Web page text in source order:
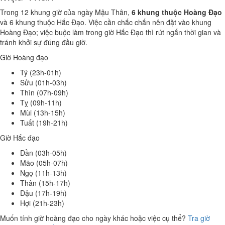
Trong 12 khung giờ của ngày Mậu Thân, 6 khung thuộc Hoàng Đạo
và 6 khung thuộc Hắc Đạo. Việc cần chắc chắn nên đặt vào khung
Hoàng Đạo; việc buộc làm trong giờ Hắc Đạo thì rút ngắn thời gian và
tránh khởi sự đúng đầu giờ.
Giờ Hoàng đạo
Tý (23h-01h)
Sửu (01h-03h)
Thìn (07h-09h)
Tỵ (09h-11h)
Mùi (13h-15h)
Tuất (19h-21h)
Giờ Hắc đạo
Dần (03h-05h)
Mão (05h-07h)
Ngọ (11h-13h)
Thân (15h-17h)
Dậu (17h-19h)
Hợi (21h-23h)
Muốn tính giờ hoàng đạo cho ngày khác hoặc việc cụ thể? Tra giờ